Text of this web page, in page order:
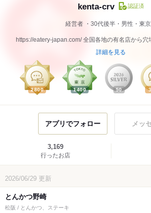
kenta-crv 認証済
経営者 30代後半・男性・東
https://eatery-japan.com/ 全国各地の有名店から穴
詳細を見る
2800 1400 50
アプリでフォロー メッ
3,169
行ったお店
2026/06/29 更新
とんかつ野崎
松阪 / とんかつ、ステーキ